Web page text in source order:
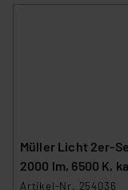
Müller Licht 2er-
2000 lm, 6500 K,
Artikel-Nr. 254036